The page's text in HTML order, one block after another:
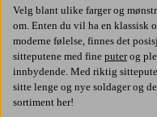
Velg blant ulike farger og
om. Enten du vil ha en klassisk
moderne følelse, finnes det
sitteputene med fine puterog
innbydende. Med riktig
sitte lenge og nye soldager og
sortiment her!